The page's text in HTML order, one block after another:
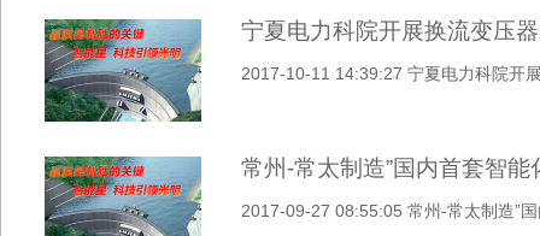
宁夏电力科院开展换流变压
2017-10-11 14:39:27 宁夏电力科院开
常州-常太制造”国内首套智能
2017-09-27 08:55:05 常州-常太制造”